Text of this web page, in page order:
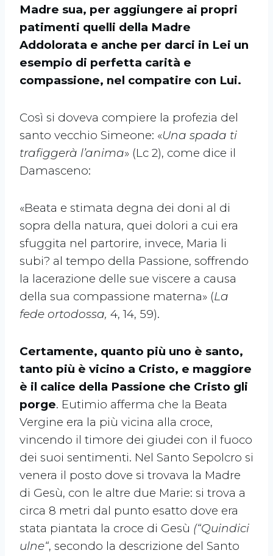
Madre sua, per aggiungere ai propri
patimenti quelli della Madre
Addolorata e anche per darci in Lei un
esempio di perfetta carità e
compassione, nel compatire con Lui.
Così si doveva compiere la profezia del
santo vecchio Simeone: «Una spada ti
trafiggerà l’anima» (Lc 2), come dice il
Damasceno:
«Beata e stimata degna dei doni al di
sopra della natura, quei dolori a cui era
sfuggita nel partorire, invece, Maria li
subi? al tempo della Passione, soffrendo
la lacerazione delle sue viscere a causa
della sua compassione materna» (La
fede ortodossa, 4, 14, 59).
Certamente, quanto più uno è santo,
tanto più è vicino a Cristo, e maggiore
è il calice della Passione che Cristo gli
porge. Eutimio afferma che la Beata
Vergine era la più vicina alla croce,
vincendo il timore dei giudei con il fuoco
dei suoi sentimenti. Nel Santo Sepolcro si
venera il posto dove si trovava la Madre
di Gesù, con le altre due Marie: si trova a
circa 8 metri dal punto esatto dove era
stata piantata la croce di Gesù (“Quindici
ulne“, secondo la descrizione del Santo